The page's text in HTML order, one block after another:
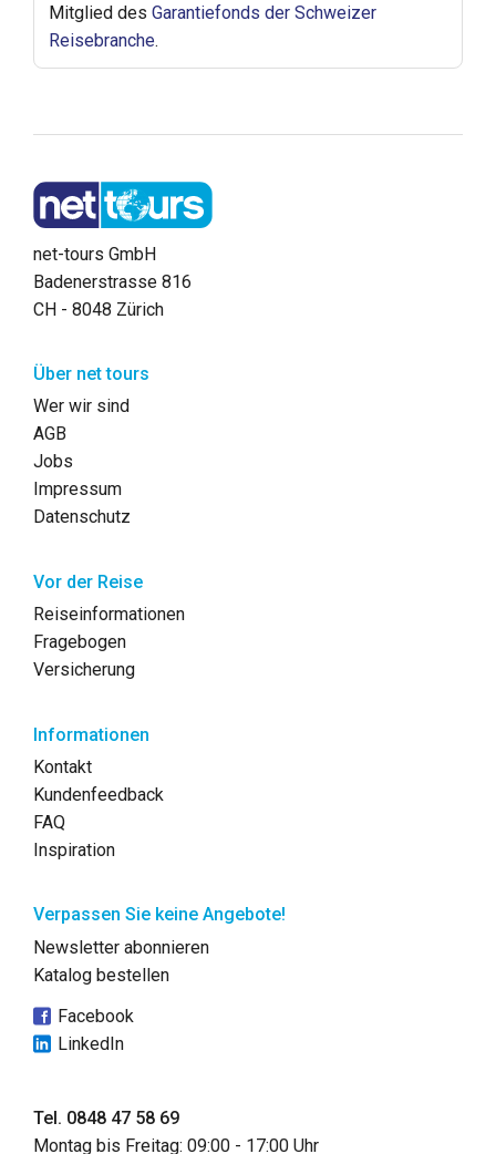
Mitglied des Garantiefonds der Schweizer
Reisebranche.
net-tours GmbH
Badenerstrasse 816
CH - 8048 Zürich
Über net tours
Wer wir sind
AGB
Jobs
Impressum
Datenschutz
Vor der Reise
Reiseinformationen
Fragebogen
Versicherung
Informationen
Kontakt
Kundenfeedback
FAQ
Inspiration
Verpassen Sie keine Angebote!
Newsletter abonnieren
Katalog bestellen
Facebook
LinkedIn
Tel. 0848 47 58 69
Montag bis Freitag: 09:00 - 17:00 Uhr